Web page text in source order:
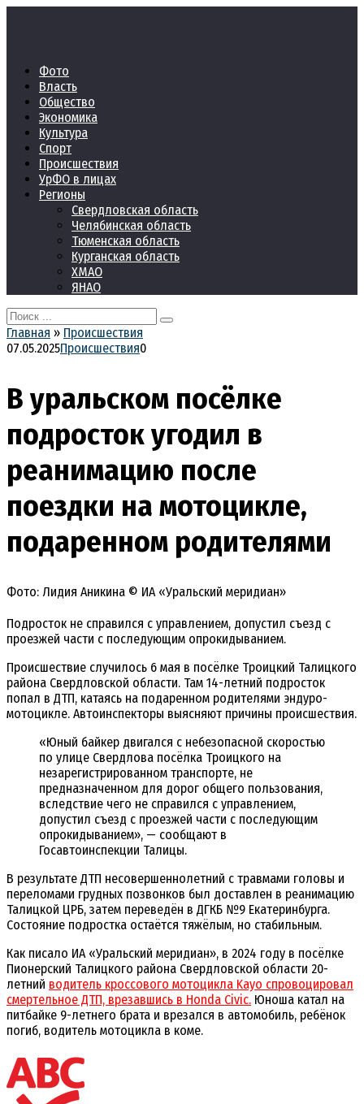
Фото
Власть
Общество
Экономика
Культура
Спорт
Происшествия
УрФО в лицах
Регионы
Свердловская область
Челябинская область
Тюменская область
Курганская область
ХМАО
ЯНАО
Search
for:
Главная » Происшествия
07.05.2025Происшествия0
В уральском посёлке
подросток угодил в
реанимацию после
поездки на мотоцикле,
подаренном родителями
Фото: Лидия Аникина © ИА «Уральский меридиан»
Подросток не справился с управлением, допустил съезд с
проезжей части с последующим опрокидыванием.
Происшествие случилось 6 мая в посёлке Троицкий Талицкого
района Свердловской области. Там 14-летний подросток
попал в ДТП, катаясь на подаренном родителями эндуро-
мотоцикле. Автоинспекторы выясняют причины происшествия.
«Юный байкер двигался с небезопасной скоростью
по улице Свердлова посёлка Троицкого на
незарегистрированном транспорте, не
предназначенном для дорог общего пользования,
вследствие чего не справился с управлением,
допустил съезд с проезжей части с последующим
опрокидыванием», — сообщают в
Госавтоинспекции Талицы.
В результате ДТП несовершеннолетний с травмами головы и
переломами грудных позвонков был доставлен в реанимацию
Талицкой ЦРБ, затем переведён в ДГКБ №9 Екатеринбурга.
Состояние подростка остаётся тяжёлым, но стабильным.
Как писало ИА «Уральский меридиан», в 2024 году в посёлке
Пионерский Талицкого района Свердловской области 20-
летний водитель кроссового мотоцикла Kayо спровоцировал
смертельное ДТП, врезавшись в Honda Civic. Юноша катал на
питбайке 9-летнего брата и врезался в автомобиль, ребёнок
погиб, водитель мотоцикла в коме.